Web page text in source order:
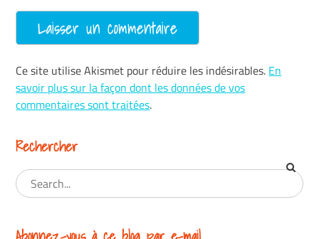
Ce site utilise Akismet pour réduire les indésirables. En
savoir plus sur la façon dont les données de vos
commentaires sont traitées.
Rechercher